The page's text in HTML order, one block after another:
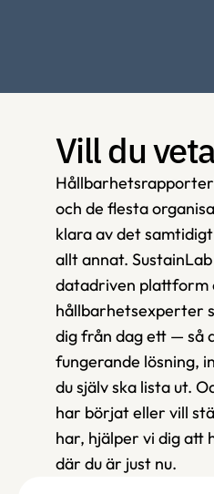
Vill du
och de flesta
klara av det
allt annat.
datadriven plattform
hållbarhetsexperter
dig från dag ett — så
fungerande lösning,
du själv ska lista ut.
har börjat eller vill
har, hjälper vi dig att
där du är just nu.